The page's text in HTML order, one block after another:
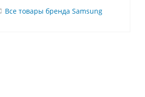
Все товары бренда Samsung